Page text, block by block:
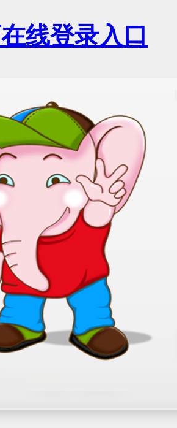
线登录入口